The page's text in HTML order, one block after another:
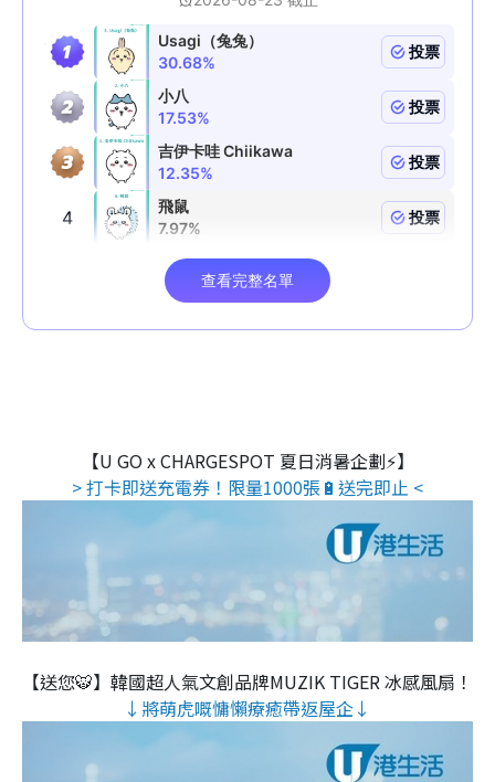
【U GO x CHARGESPOT 夏日消暑企劃⚡】
> 打卡即送充電券！限量1000張🔋送完即止 <
【送您🐯】韓國超人氣文創品牌MUZIK TIGER 冰感風扇！
↓將萌虎嘅慵懶療癒帶返屋企↓